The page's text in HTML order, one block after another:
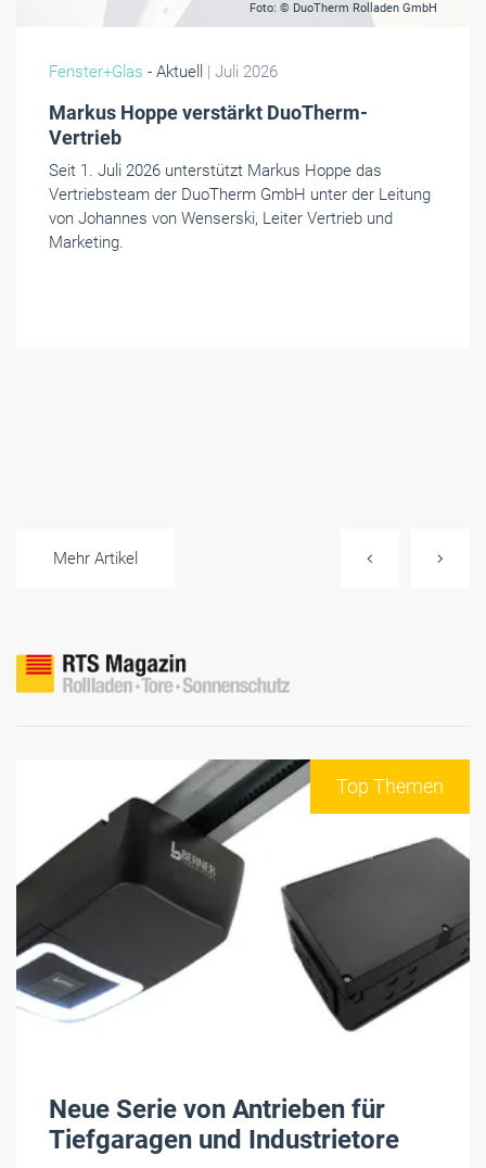
Foto: © DuoTherm Rolladen GmbH
Fenster+Glas - Aktuell | Juli 2026
Markus Hoppe verstärkt DuoTherm-
Vertrieb
Seit 1. Juli 2026 unterstützt Markus Hoppe das
Vertriebsteam der DuoTherm GmbH unter der Leitung
von Johannes von Wenserski, Leiter Vertrieb und
Marketing.
Mehr Artikel
Top Themen
Neue Serie von Antrieben für
Tiefgaragen und Industrietore